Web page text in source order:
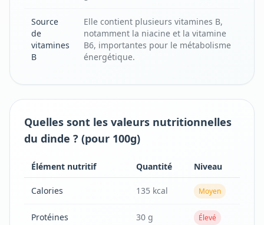
Source
de
vitamines
B
Elle contient plusieurs vitamines B,
notamment la niacine et la vitamine
B6, importantes pour le métabolisme
énergétique.
Quelles sont les valeurs nutritionnelles
du dinde ? (pour 100g)
Élément nutritif Quantité Niveau
Calories 135 kcal Moyen
Protéines 30 g Élevé